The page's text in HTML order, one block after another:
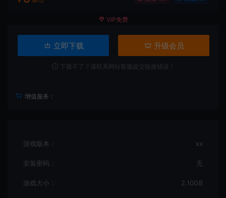
VIP免费
立即下载 升级会员
下载不了？请联系网站客服提交链接错误！
增值服务：
游戏版本： xx
安装密码： 无
游戏大小： 2.10GB